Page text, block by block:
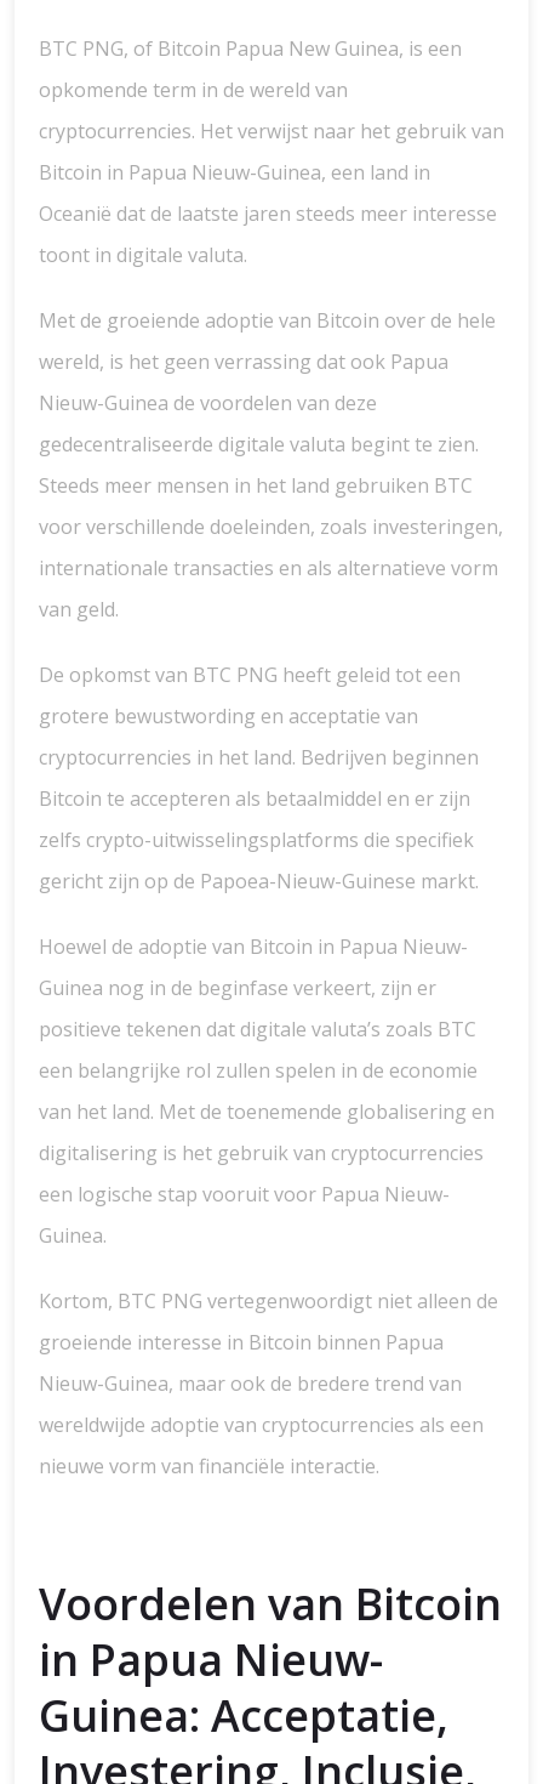
BTC PNG, of Bitcoin Papua New Guinea, is een
opkomende term in de wereld van
cryptocurrencies. Het verwijst naar het gebruik van
Bitcoin in Papua Nieuw-Guinea, een land in
Oceanië dat de laatste jaren steeds meer interesse
toont in digitale valuta.
Met de groeiende adoptie van Bitcoin over de hele
wereld, is het geen verrassing dat ook Papua
Nieuw-Guinea de voordelen van deze
gedecentraliseerde digitale valuta begint te zien.
Steeds meer mensen in het land gebruiken BTC
voor verschillende doeleinden, zoals investeringen,
internationale transacties en als alternatieve vorm
van geld.
De opkomst van BTC PNG heeft geleid tot een
grotere bewustwording en acceptatie van
cryptocurrencies in het land. Bedrijven beginnen
Bitcoin te accepteren als betaalmiddel en er zijn
zelfs crypto-uitwisselingsplatforms die specifiek
gericht zijn op de Papoea-Nieuw-Guinese markt.
Hoewel de adoptie van Bitcoin in Papua Nieuw-
Guinea nog in de beginfase verkeert, zijn er
positieve tekenen dat digitale valuta’s zoals BTC
een belangrijke rol zullen spelen in de economie
van het land. Met de toenemende globalisering en
digitalisering is het gebruik van cryptocurrencies
een logische stap vooruit voor Papua Nieuw-
Guinea.
Kortom, BTC PNG vertegenwoordigt niet alleen de
groeiende interesse in Bitcoin binnen Papua
Nieuw-Guinea, maar ook de bredere trend van
wereldwijde adoptie van cryptocurrencies als een
nieuwe vorm van financiële interactie.
Voordelen van Bitcoin
in Papua Nieuw-
Guinea: Acceptatie,
Investering, Inclusie,